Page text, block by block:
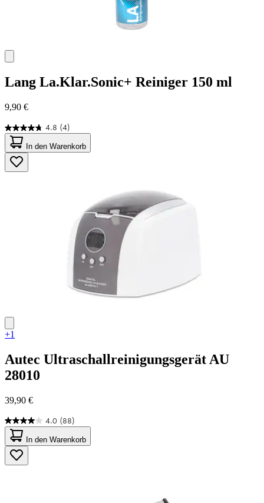
Lang La.Klar.Sonic+ Reiniger 150 ml
9,90 €
4.8 (4)
4.8
von
5
Sternen.
4
In den Warenkorb
+1
Autec Ultraschallreinigungsgerät AU
28010
39,90 €
4.0 (88)
4.0
von
5
Sternen.
88
In den Warenkorb